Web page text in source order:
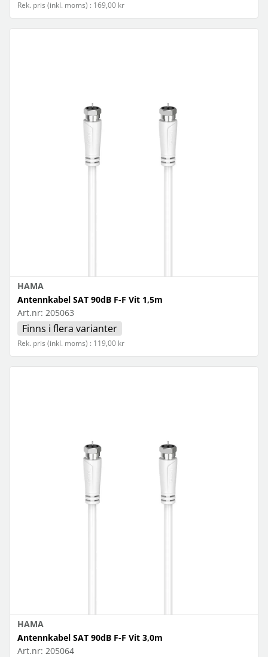
Rek. pris (inkl. moms) : 169,00 kr
HAMA
Antennkabel SAT 90dB F-F Vit 1,5m
Art.nr: 205063
Finns i flera varianter
Rek. pris (inkl. moms) : 119,00 kr
HAMA
Antennkabel SAT 90dB F-F Vit 3,0m
Art.nr: 205064